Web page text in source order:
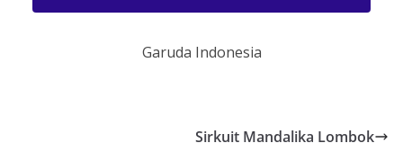
Garuda Indonesia
Sirkuit Mandalika Lombok